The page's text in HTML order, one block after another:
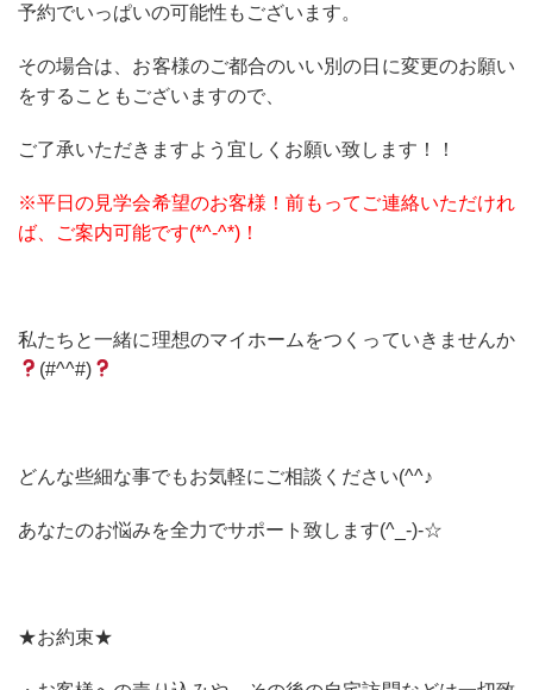
予約でいっぱいの可能性もございます。
その場合は、お客様のご都合のいい別の日に変更のお願い
をすることもございますので、
ご了承いただきますよう宜しくお願い致します！！
※平日の見学会希望のお客様！前もってご連絡いただけれ
ば、ご案内可能です(*^-^*)！
私たちと一緒に理想のマイホームをつくっていきませんか
(#^^#)
どんな些細な事でもお気軽にご相談ください(^^♪
あなたのお悩みを全力でサポート致します(^_-)-☆
★お約束★